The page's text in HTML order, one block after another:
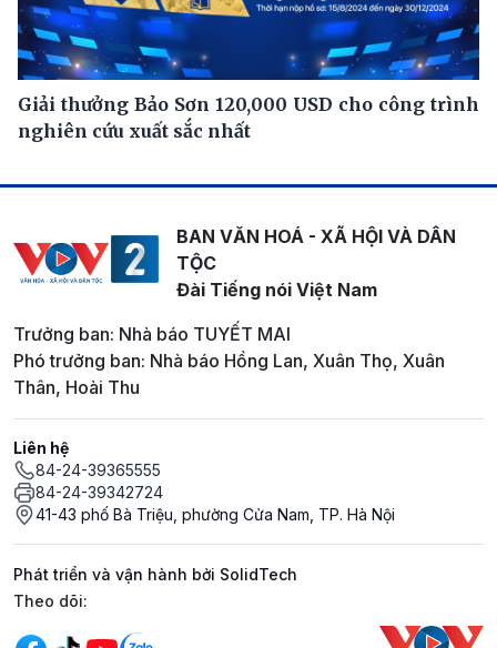
Giải thưởng Bảo Sơn 120,000 USD cho công trình
nghiên cứu xuất sắc nhất
BAN VĂN HOÁ - XÃ HỘI VÀ DÂN
TỘC
Đài Tiếng nói Việt Nam
Trưởng ban: Nhà báo TUYẾT MAI
Phó trưởng ban: Nhà báo Hồng Lan, Xuân Thọ, Xuân
Thân, Hoài Thu
Liên hệ
84-24-39365555
84-24-39342724
41-43 phố Bà Triệu, phường Cửa Nam, TP. Hà Nội
Phát triển và vận hành bởi SolidTech
Mạng xã hội
Theo dõi: